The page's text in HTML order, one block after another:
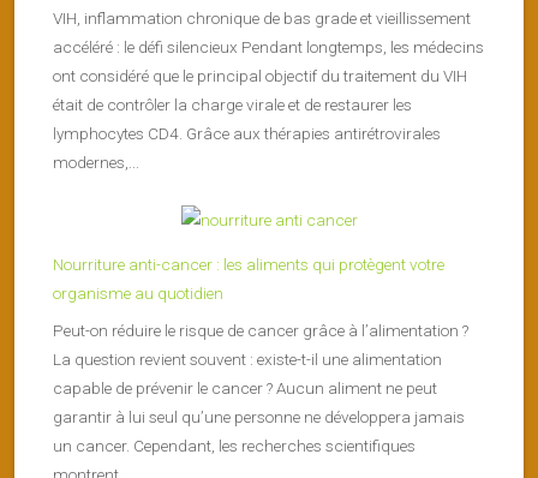
VIH, inflammation chronique de bas grade et vieillissement
accéléré : le défi silencieux Pendant longtemps, les médecins
ont considéré que le principal objectif du traitement du VIH
était de contrôler la charge virale et de restaurer les
lymphocytes CD4. Grâce aux thérapies antirétrovirales
modernes,...
Nourriture anti-cancer : les aliments qui protègent votre
organisme au quotidien
Peut-on réduire le risque de cancer grâce à l’alimentation ?
La question revient souvent : existe-t-il une alimentation
capable de prévenir le cancer ? Aucun aliment ne peut
garantir à lui seul qu’une personne ne développera jamais
un cancer. Cependant, les recherches scientifiques